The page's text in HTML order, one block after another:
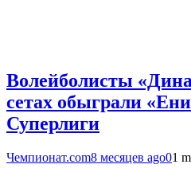
Волейболисты
сетах обыграли
Суперлиги
Чемпионат.com8 месяцев ago01